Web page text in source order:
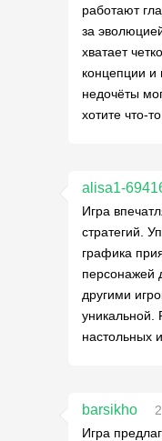
работают
за
хватает
концепции и
недочёты
хотите что-
alisa1-
Игра
стратегий.
графика
персонажей
другими
настольных
barsikho
Игра